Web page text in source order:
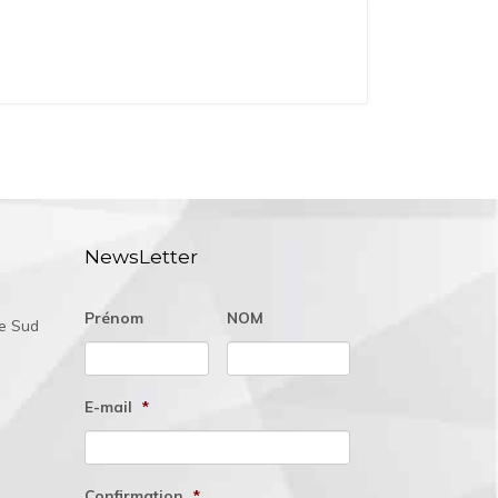
Sud
NewsLetter
Prénom NOM
E-mail *